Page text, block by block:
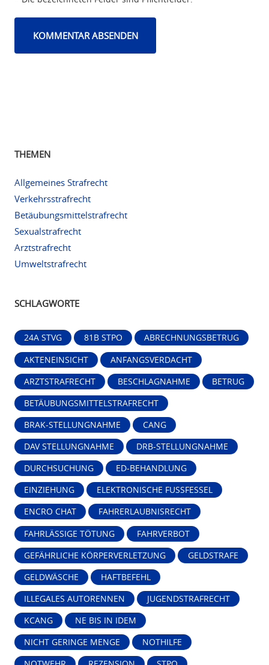
THEMEN
Allgemeines Strafrecht
Verkehrsstrafrecht
Betäubungsmittelstrafrecht
Sexualstrafrecht
Arztstrafrecht
Umweltstrafrecht
SCHLAGWORTE
24A STVG 81B STPO ABRECHNUNGSBETRUG
AKTENEINSICHT ANFANGSVERDACHT
ARZTSTRAFRECHT BESCHLAGNAHME BETRUG
BETÄUBUNGSMITTELSTRAFRECHT
BRAK-STELLUNGNAHME CANG
DAV STELLUNGNAHME DRB-STELLUNGNAHME
DURCHSUCHUNG ED-BEHANDLUNG
EINZIEHUNG ELEKTRONISCHE FUSSFESSEL
ENCRO CHAT FAHRERLAUBNISRECHT
FAHRLÄSSIGE TÖTUNG FAHRVERBOT
GEFÄHRLICHE KÖRPERVERLETZUNG GELDSTRAFE
GELDWÄSCHE HAFTBEFEHL
ILLEGALES AUTORENNEN JUGENDSTRAFRECHT
KCANG NE BIS IN IDEM
NICHT GERINGE MENGE NOTHILFE